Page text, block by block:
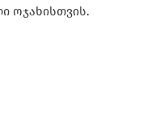
ოჯახისთვის.